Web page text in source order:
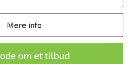
Mere info
om et tilbud